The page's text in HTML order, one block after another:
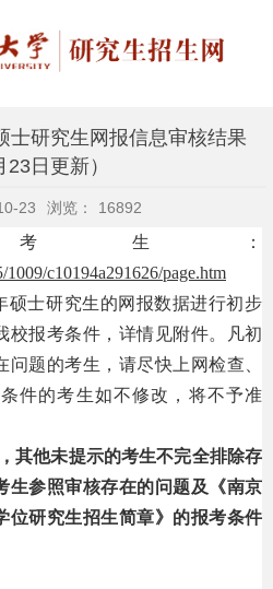
士研究生网报信息审核结果
23日更新）
23 浏览： 16892
生：
c10194a291626/page.htm
硕士研究生的网报数据进行初步
校报考条件，详情见附件。凡初
题的考生，请尽快上网检查、
件的考生如不修改，将不予准
其他未提示的考生不完全排除存
生参照审核存在的问题及《南京
位研究生招生简章》的报考条件